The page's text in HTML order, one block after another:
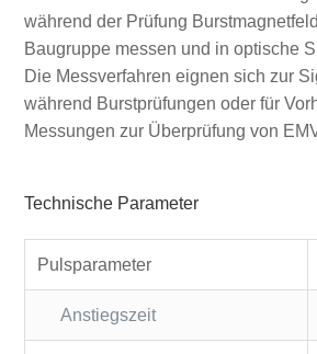
während der Prüfung
Baugruppe messen und in optische
Die Messverfahren eignen sich zur
während Burstprüfungen oder für
Messungen zur Überprüfung von
Technische Parameter
Pulsparameter
Anstiegszeit